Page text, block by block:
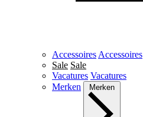
Accessoires Accessoires
Sale Sale
Vacatures Vacatures
Merken
Merken